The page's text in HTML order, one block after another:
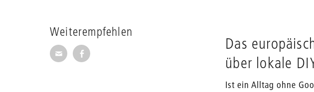
Weiterempfehlen
Seite per E-Mail weiterempfehlen
Seite auf Facebook weiterempfehlenDas
über lokale
Ist ein Alltag ohne